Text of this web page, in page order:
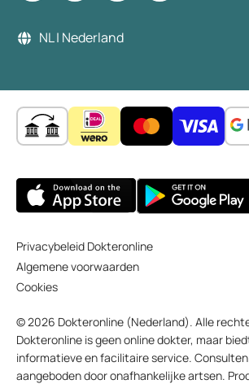
NL | Nederland
Privacybeleid Dokteronline
Algemene voorwaarden
Cookies
© 2026 Dokteronline (Nederland). Alle
Dokteronline is geen online dokter, maar
informatieve en facilitaire service.
aangeboden door onafhankelijke artsen.